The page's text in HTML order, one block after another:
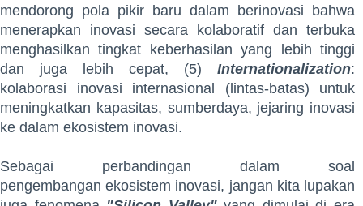
mendorong pola pikir baru dalam berinovasi bahwa
menerapkan inovasi secara kolaboratif dan terbuka
menghasilkan tingkat keberhasilan yang lebih tinggi
dan juga lebih cepat, (5) Internationalization:
kolaborasi inovasi internasional (lintas-batas) untuk
meningkatkan kapasitas, sumberdaya, jejaring inovasi
ke dalam ekosistem inovasi.
Sebagai perbandingan dalam soal
pengembangan ekosistem inovasi, jangan kita lupakan